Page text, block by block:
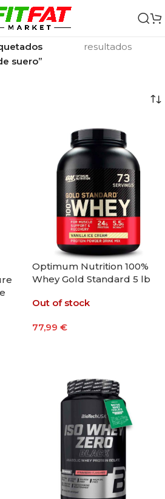
suero”
resultados
Optimum Nutrition 100%
Whey Gold Standard 5 lb
Out of stock
77,99 €